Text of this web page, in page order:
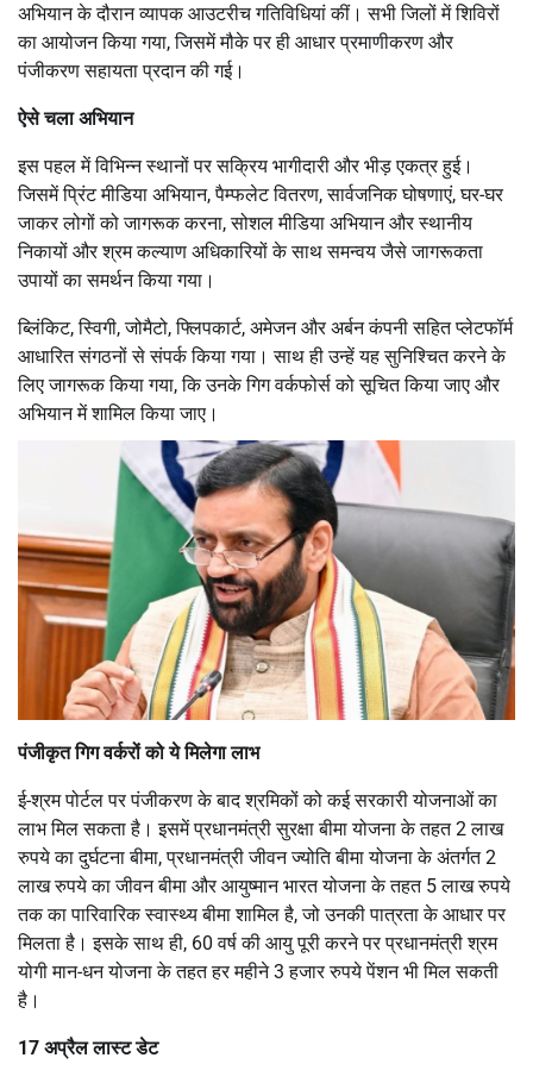
अभियान के दौरान व्यापक आउटरीच गतिविधियां कीं। सभी जिलों में शिविरों
का आयोजन किया गया, जिसमें मौके पर ही आधार प्रमाणीकरण और
पंजीकरण सहायता प्रदान की गई।
ऐसे चला अभियान
इस पहल में विभिन्न स्थानों पर सक्रिय भागीदारी और भीड़ एकत्र हुई।
जिसमें प्रिंट मीडिया अभियान, पैम्फलेट वितरण, सार्वजनिक घोषणाएं, घर-घर
जाकर लोगों को जागरूक करना, सोशल मीडिया अभियान और स्थानीय
निकायों और श्रम कल्याण अधिकारियों के साथ समन्वय जैसे जागरूकता
उपायों का समर्थन किया गया।
ब्लिंकिट, स्विगी, जोमैटो, फ्लिपकार्ट, अमेजन और अर्बन कंपनी सहित प्लेटफॉर्म
आधारित संगठनों से संपर्क किया गया। साथ ही उन्हें यह सुनिश्चित करने के
लिए जागरूक किया गया, कि उनके गिग वर्कफोर्स को सूचित किया जाए और
अभियान में शामिल किया जाए।
पंजीकृत गिग वर्करों को ये मिलेगा लाभ
ई-श्रम पोर्टल पर पंजीकरण के बाद श्रमिकों को कई सरकारी योजनाओं का
लाभ मिल सकता है। इसमें प्रधानमंत्री सुरक्षा बीमा योजना के तहत 2 लाख
रुपये का दुर्घटना बीमा, प्रधानमंत्री जीवन ज्योति बीमा योजना के अंतर्गत 2
लाख रुपये का जीवन बीमा और आयुष्मान भारत योजना के तहत 5 लाख रुपये
तक का पारिवारिक स्वास्थ्य बीमा शामिल है, जो उनकी पात्रता के आधार पर
मिलता है। इसके साथ ही, 60 वर्ष की आयु पूरी करने पर प्रधानमंत्री श्रम
योगी मान-धन योजना के तहत हर महीने 3 हजार रुपये पेंशन भी मिल सकती
है।
17 अप्रैल लास्ट डेट